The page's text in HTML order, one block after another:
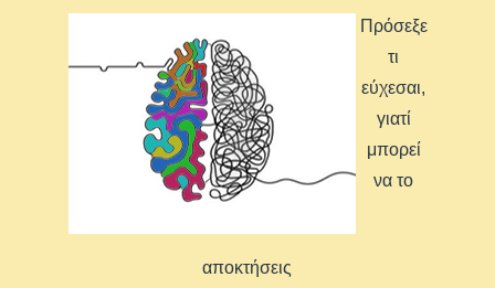
Πρόσεξε
τι
εύχεσαι,
γιατί
μπορεί
να το
αποκτήσεις